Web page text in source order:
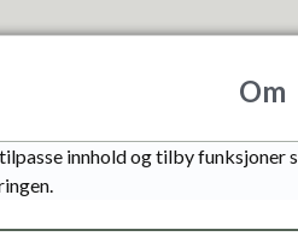
Om
innhold og tilby funksjoner